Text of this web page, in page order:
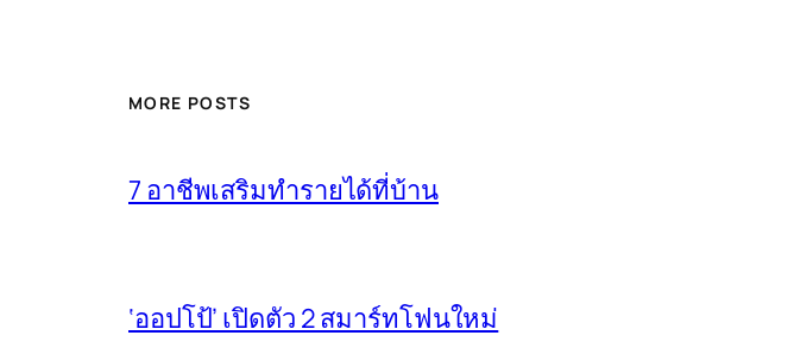
MORE POSTS
7 อาชีพเสริมทำรายได้ที่บ้าน
‘ออปโป้’ เปิดตัว 2 สมาร์ทโฟนใหม่